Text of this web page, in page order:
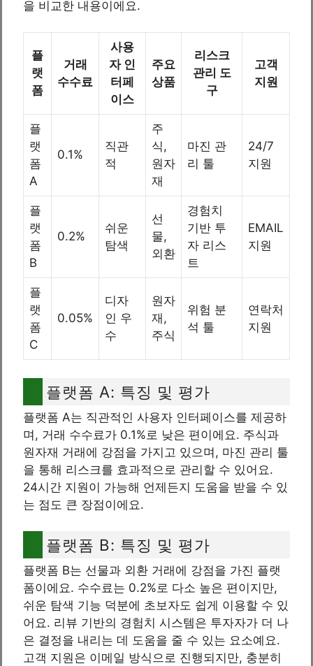
을 비교한 내용이에요.
플
랫
폼
거래
수수료
사용
자 인
터페
이스
주요
상품
리스크
관리 도
구
고객
지원
플
랫
폼
A
0.1%
직관
적
주
식,
원자
재
마진 관
리 툴
24/7
지원
플
랫
폼
B
0.2%
쉬운
탐색
선
물,
외환
경험치
기반 투
자 리스
트
EMAIL
지원
플
랫
폼
C
0.05%
디자
인 우
수
원자
재,
주식
위험 분
석 툴
연락처
지원
플랫폼 A: 특징 및 평가
플랫폼 A는 직관적인 사용자 인터페이스를 제공하
며, 거래 수수료가 0.1%로 낮은 편이에요. 주식과
원자재 거래에 강점을 가지고 있으며, 마진 관리 툴
을 통해 리스크를 효과적으로 관리할 수 있어요.
24시간 지원이 가능해 언제든지 도움을 받을 수 있
는 점도 큰 장점이에요.
플랫폼 B: 특징 및 평가
플랫폼 B는 선물과 외환 거래에 강점을 가진 플랫
폼이에요. 수수료는 0.2%로 다소 높은 편이지만,
쉬운 탐색 기능 덕분에 초보자도 쉽게 이용할 수 있
어요. 리뷰 기반의 경험치 시스템은 투자자가 더 나
은 결정을 내리는 데 도움을 줄 수 있는 요소예요.
고객 지원은 이메일 방식으로 진행되지만, 충분히